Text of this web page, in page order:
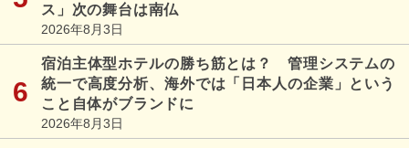
ス」次の舞台は南仏
2026年8月3日
宿泊主体型ホテルの勝ち筋とは？ 管理システムの
統一で高度分析、海外では「日本人の企業」という
こと自体がブランドに
2026年8月3日